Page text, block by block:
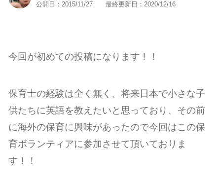
公開日： 2015/11/27 最終更新日： 2020/12/16
今回が初めての投稿になります！！
保育士の経験は全く無く、将来日本で小さな子
供たちに英語を教えたいと思っており、その前
に海外の保育に興味があったので今回はこの保
育ボランティアに参加させて頂いておりま
す！！